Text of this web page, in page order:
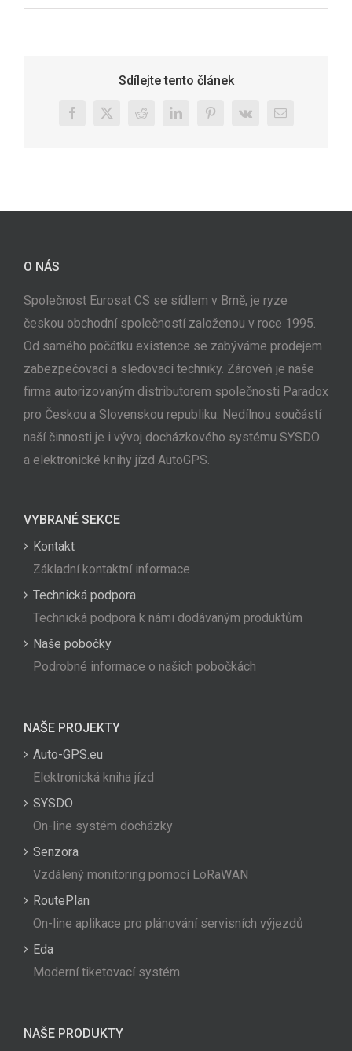
Sdílejte tento článek
Facebook
X RedditLinkedInPinterest
Vk
E-
O NÁS
Společnost Eurosat CS se sídlem v Brně, je ryze
českou obchodní společností založenou v roce 1995.
Od samého počátku existence se zabýváme prodejem
zabezpečovací a sledovací techniky. Zároveň je naše
firma autorizovaným distributorem společnosti Paradox
pro Českou a Slovenskou republiku. Nedílnou součástí
naší činnosti je i vývoj docházkového systému SYSDO
a elektronické knihy jízd AutoGPS.
VYBRANÉ SEKCE
Kontakt
Základní kontaktní informace
Technická podpora
Technická podpora k námi dodávaným produktům
Naše pobočky
Podrobné informace o našich pobočkách
NAŠE PROJEKTY
Auto-GPS.eu
Elektronická kniha jízd
SYSDO
On-line systém docházky
Senzora
Vzdálený monitoring pomocí LoRaWAN
RoutePlan
On-line aplikace pro plánování servisních výjezdů
Eda
Moderní tiketovací systém
NAŠE PRODUKTY